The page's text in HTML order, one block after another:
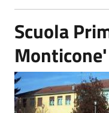
Scuola
Monticone'